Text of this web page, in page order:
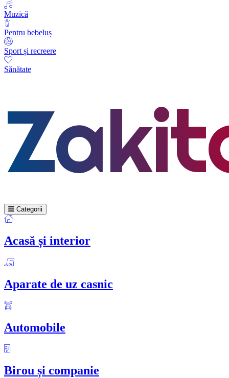
Muzică
Pentru bebeluș
Sport și recreere
Sănătate
Categorii
Acasă și interior
Aparate de uz casnic
Automobile
Birou și companie